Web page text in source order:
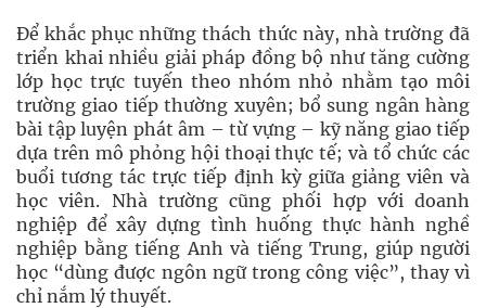
Để khắc phục những thách thức này, nhà trường đã
triển khai nhiều giải pháp đồng bộ như tăng cường
lớp học trực tuyến theo nhóm nhỏ nhằm tạo môi
trường giao tiếp thường xuyên; bổ sung ngân hàng
bài tập luyện phát âm – từ vựng – kỹ năng giao tiếp
dựa trên mô phỏng hội thoại thực tế; và tổ chức các
buổi tương tác trực tiếp định kỳ giữa giảng viên và
học viên. Nhà trường cũng phối hợp với doanh
nghiệp để xây dựng tình huống thực hành nghề
nghiệp bằng tiếng Anh và tiếng Trung, giúp người
học “dùng được ngôn ngữ trong công việc”, thay vì
chỉ nắm lý thuyết.